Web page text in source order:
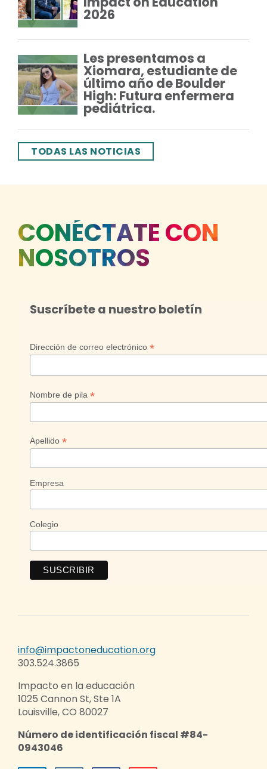
2026
Les presentamos a
Xiomara, estudiante de
último año de Boulder
High: Futura enfermera
pediátrica.
TODAS LAS NOTICIAS
CONÉCTATE CON
NOSOTROS
Suscríbete a nuestro boletín
Dirección de correo electrónico *
Nombre de pila *
Apellido *
Empresa
Colegio
info@impactoneducation.org
303.524.3865
Impacto en la educación
1025 Cannon St, Ste 1A
Louisville, CO 80027
Número de identificación fiscal #84-
0943046